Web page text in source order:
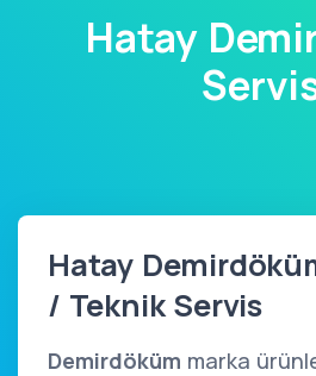
Hatay
Hatay
/ Teknik Servis
Demirdöküm marka